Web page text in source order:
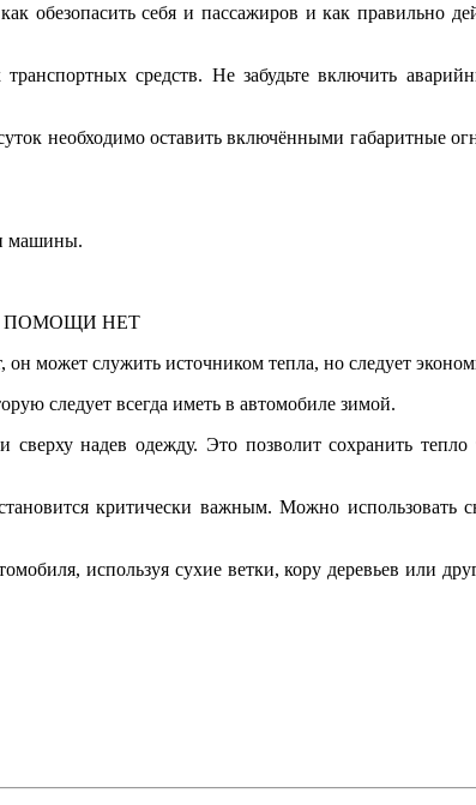
обезопасить себя и пассажиров и как правильно
средств. Не забудьте включить
необходимо оставить включёнными габаритные
машины.
ПОМОЩИ НЕТ
может служить источником тепла, но следует
следует всегда иметь в автомобиле зимой.
надев одежду. Это позволит сохранить тепло
критически важным. Можно использовать
используя сухие ветки, кору деревьев или